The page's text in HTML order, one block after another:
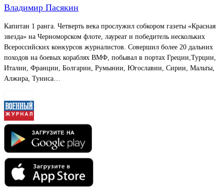
Владимир Пасякин
Капитан 1 ранга. Четверть века прослужил собкором газеты «Красная
звезда» на Черноморском флоте, лауреат и победитель нескольких
Всероссийских конкурсов журналистов. Совершил более 20 дальних
походов на боевых кораблях ВМФ, побывал в портах Греции,Турции,
Италии, Франции, Болгарии, Румынии, Югославии, Сирии, Мальты,
Алжира, Туниса…